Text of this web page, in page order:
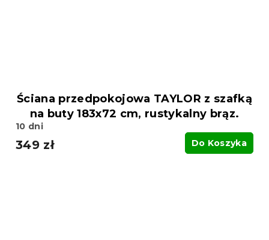
Ściana przedpokojowa TAYLOR z szafką
na buty 183x72 cm, rustykalny brąz.
10 dni
349 zł Do Koszyka